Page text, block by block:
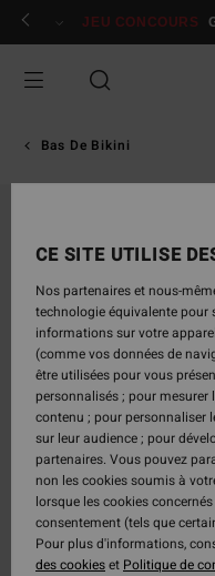
Passer
Se connecter /
JEU CONCOURS
Bas De Bikini
CE SITE UTILISE
Nos partenaires et nous-
technologie équivalente pour
informations sur votre
(comme vos données de
être utilisées pour vous
personnalisés ; pour
contenu ; pour personnaliser
sur leur audience ; pour
partenaires. Vous pouvez
non les cookies soumis à
lorsque les cookies
consentement (tels que
Pour plus d'informations,
des cookieset Politique de